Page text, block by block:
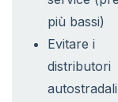
più bassi)
Evitare i
distributori